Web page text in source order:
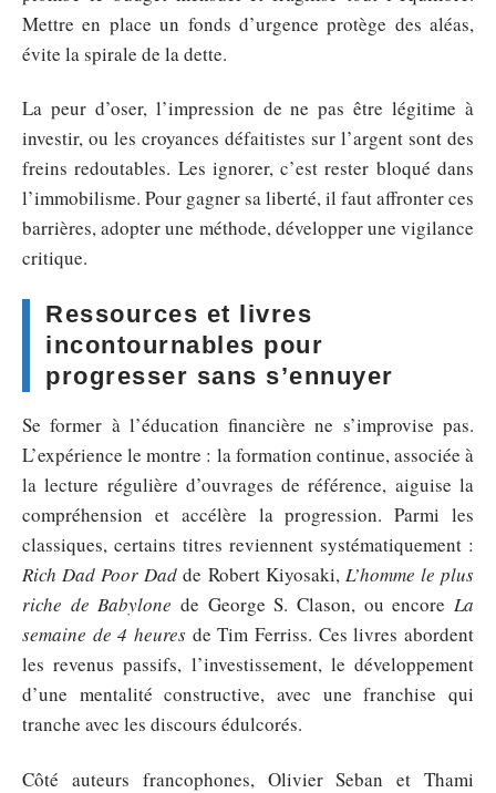
Mettre en place un fonds d’urgence protège des aléas,
évite la spirale de la dette.
La peur d’oser, l’impression de ne pas être légitime à
investir, ou les croyances défaitistes sur l’argent sont des
freins redoutables. Les ignorer, c’est rester bloqué dans
l’immobilisme. Pour gagner sa liberté, il faut affronter ces
barrières, adopter une méthode, développer une vigilance
critique.
Ressources et livres
incontournables pour
progresser sans s’ennuyer
Se former à l’éducation financière ne s’improvise pas.
L’expérience le montre : la formation continue, associée à
la lecture régulière d’ouvrages de référence, aiguise la
compréhension et accélère la progression. Parmi les
classiques, certains titres reviennent systématiquement :
Rich Dad Poor Dad de Robert Kiyosaki, L’homme le plus
riche de Babylone de George S. Clason, ou encoreLa
semaine de 4 heures de Tim Ferriss. Ces livres abordent
les revenus passifs, l’investissement, le développement
d’une mentalité constructive, avec une franchise qui
tranche avec les discours édulcorés.
Côté auteurs francophones, Olivier Seban et Thami